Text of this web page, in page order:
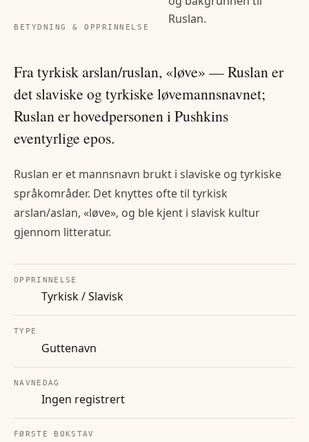
BETYDNING & OPPRINNELSE
Ruslan.
Fra tyrkisk arslan/ruslan, «løve» — Ruslan er
det slaviske og tyrkiske løvemannsnavnet;
Ruslan er hovedpersonen i Pushkins
eventyrlige epos.
Ruslan er et mannsnavn brukt i slaviske og tyrkiske
språkområder. Det knyttes ofte til tyrkisk
arslan/aslan, «løve», og ble kjent i slavisk kultur
gjennom litteratur.
OPPRINNELSE
Tyrkisk / Slavisk
TYPE
Guttenavn
NAVNEDAG
Ingen registrert
FØRSTE BOKSTAV